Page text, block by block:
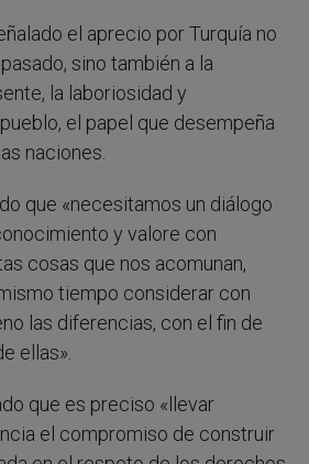
el aprecio por Turquía no
sino también a la
la laboriosidad y
el papel que desempeña
naciones.
que «necesitamos un diálogo
y valore con
cosas que nos acomunan,
tiempo considerar con
las diferencias, con el fin de
ellas».
que es preciso «llevar
el compromiso de construir